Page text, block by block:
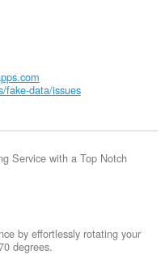
fake-data/issues
Service with a Top Notch
by effortlessly rotating your
degrees.